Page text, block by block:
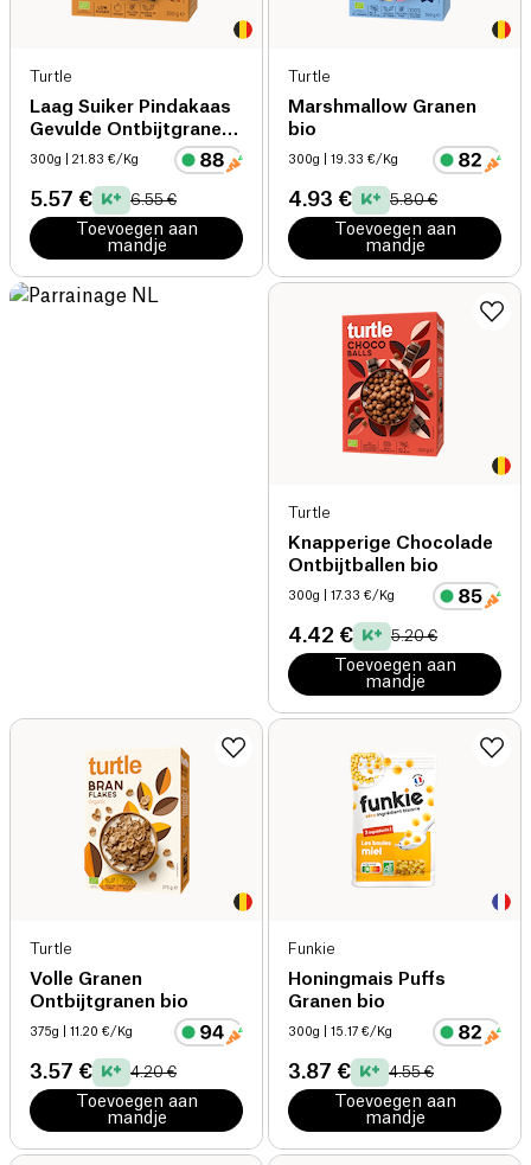
Turtle
Laag Suiker Pindakaas
Gevulde Ontbijtgranen
bio
300g | 21.83 €/Kg
5.57 € 6.55 €
Toevoegen aan
mandje
Turtle
Marshmallow Granen
bio
300g | 19.33 €/Kg
4.93 € 5.80 €
Toevoegen aan
mandje
Turtle
Knapperige Chocolade
Ontbijtballen bio
300g | 17.33 €/Kg
4.42 € 5.20 €
Toevoegen aan
mandje
Turtle
Volle Granen
Ontbijtgranen bio
375g | 11.20 €/Kg
3.57 € 4.20 €
Toevoegen aan
mandje
Funkie
Honingmais Puffs
Granen bio
300g | 15.17 €/Kg
3.87 € 4.55 €
Toevoegen aan
mandje